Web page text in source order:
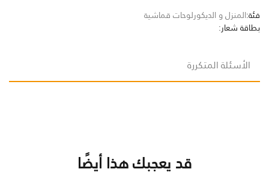
فئة:المنزل و الديكورلوحات قماشية
بطاقة شعار:
الأسئلة المتكررة
قد يعجبك هذا أيضًا